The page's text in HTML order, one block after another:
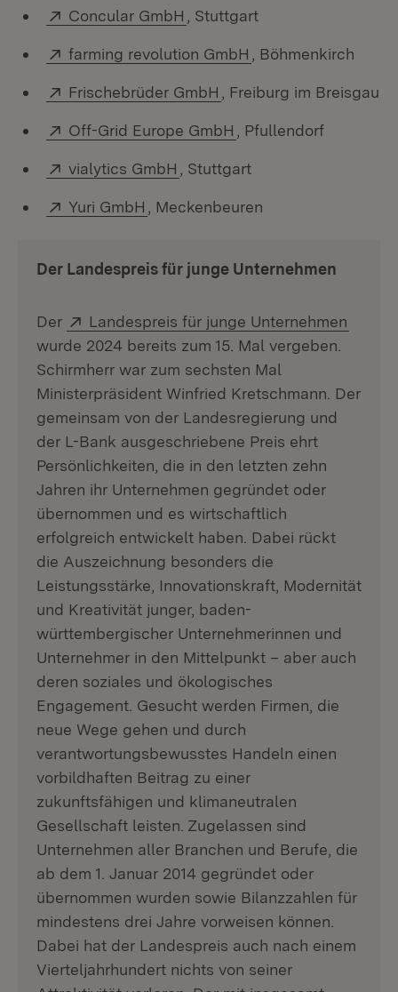
Extern:
Concular GmbH (Öffnet in neuem Fenster)
, Stuttgart
Extern:
farming revolution GmbH (Öffnet in neuem
, Böhmenkirch
Extern:
Frischebrüder GmbH (Öffnet in neuem
, Freiburg im Breisgau
Extern:
Off-Grid Europe GmbH (Öffnet in neuem
, Pfullendorf
Extern:
vialytics GmbH (Öffnet in neuem Fenster)
, Stuttgart
Extern:
Yuri GmbH (Öffnet in neuem Fenster)
, Meckenbeuren
Der Landespreisfür junge Unternehmen
Der Extern:
Landespreis für junge Unternehmen
wurde 2024 bereits zum 15. Mal vergeben.
Schirmherr war zum sechsten Mal
Ministerpräsident Winfried Kretschmann. Der
gemeinsam von der Landesregierung und
der L-Bank ausgeschriebene Preis ehrt
Persönlichkeiten, die in den letzten zehn
Jahren ihr Unternehmen gegründet oder
übernommen und es wirtschaftlich
erfolgreich entwickelt haben. Dabei rückt
die Auszeichnung besonders die
Leistungsstärke, Innovationskraft, Modernität
und Kreativität junger, baden-
württembergischer Unternehmerinnen und
Unternehmer in den Mittelpunkt – aber auch
deren soziales und ökologisches
Engagement. Gesucht werden Firmen, die
neue Wege gehen und durch
verantwortungsbewusstes Handeln einen
vorbildhaften Beitrag zu einer
zukunftsfähigen und klimaneutralen
Gesellschaft leisten. Zugelassen sind
Unternehmen aller Branchen und Berufe, die
ab dem 1. Januar 2014 gegründet oder
übernommen wurden sowie Bilanzzahlen für
mindestens drei Jahre vorweisen können.
Dabei hat der Landespreis auch nach einem
Vierteljahrhundert nichts von seiner